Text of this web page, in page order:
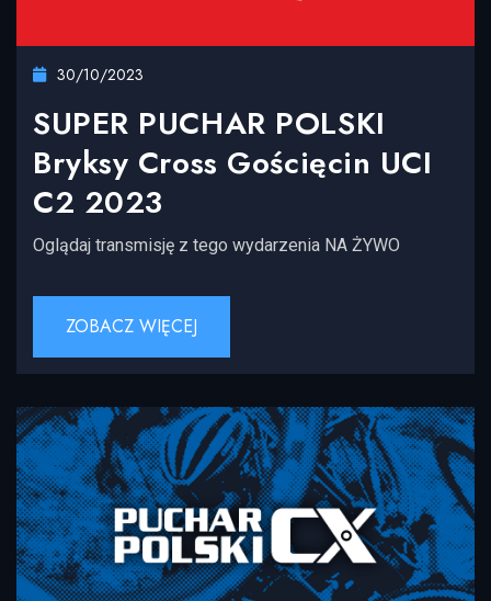
30/10/2023
SUPER PUCHAR POLSKI
Bryksy Cross Gościęcin UCI
C2 2023
Oglądaj transmisję z tego wydarzenia NA ŻYWO
ZOBACZ WIĘCEJ